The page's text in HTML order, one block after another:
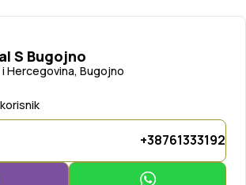
S Bugojno
Hercegovina, Bugojno
+38761333192